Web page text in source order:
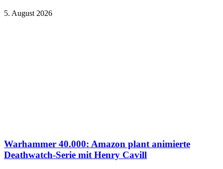
5. August 2026
Warhammer 40.000: Amazon plant animierte
Deathwatch-Serie mit Henry Cavill